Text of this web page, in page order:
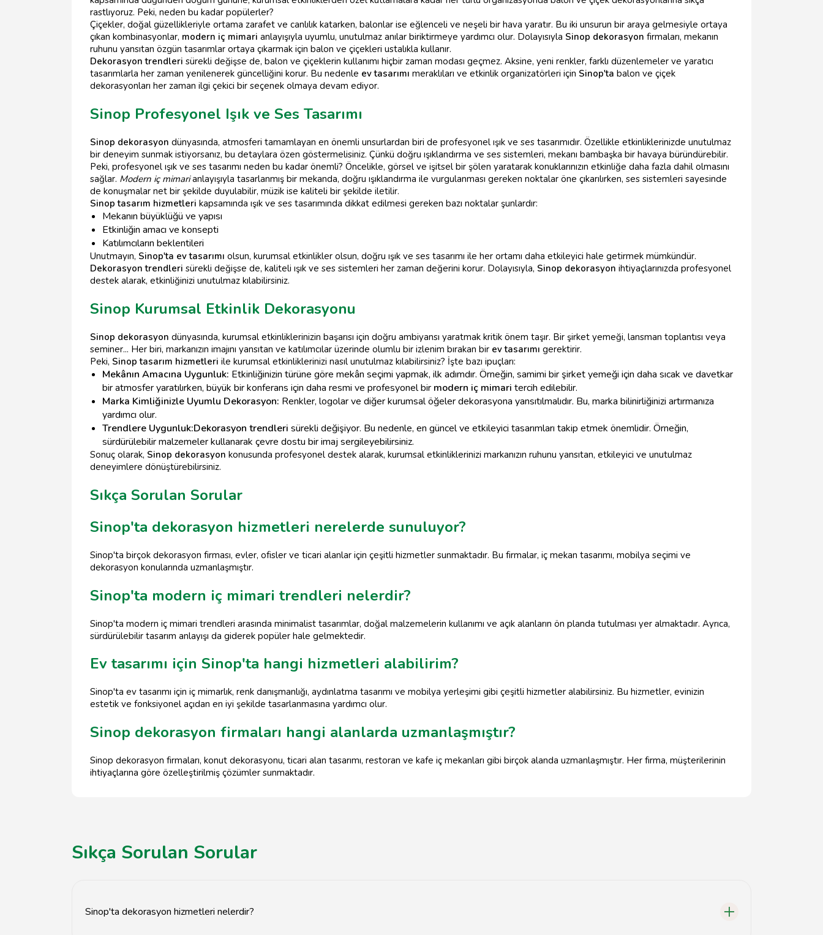
rastlıyoruz. Peki, neden bu kadar popülerler?
Çiçekler, doğal güzellikleriyle ortama zarafet ve canlılık katarken, balonlar ise eğlenceli ve neşeli bir hava yaratır. Bu iki unsurun bir araya gelmesiyle ortaya
çıkan kombinasyonlar, modern iç mimari anlayışıyla uyumlu, unutulmaz anılar biriktirmeye yardımcı olur. Dolayısıyla Sinop dekorasyon firmaları, mekanın
ruhunu yansıtan özgün tasarımlar ortaya çıkarmak için balon ve çiçekleri ustalıkla kullanır.
Dekorasyon trendleri sürekli değişse de, balon ve çiçeklerin kullanımı hiçbir zaman modası geçmez. Aksine, yeni renkler, farklı düzenlemeler ve yaratıcı
tasarımlarla her zaman yenilenerek güncelliğini korur. Bu nedenle ev tasarımı meraklıları ve etkinlik organizatörleri için Sinop'ta balon ve çiçek
dekorasyonları her zaman ilgi çekici bir seçenek olmaya devam ediyor.
Sinop Profesyonel Işık ve Ses Tasarımı
Sinop dekorasyon dünyasında, atmosferi tamamlayan en önemli unsurlardan biri de profesyonel ışık ve ses tasarımıdır. Özellikle etkinliklerinizde unutulmaz
bir deneyim sunmak istiyorsanız, bu detaylara özen göstermelisiniz. Çünkü doğru ışıklandırma ve ses sistemleri, mekanı bambaşka bir havaya büründürebilir.
Peki, profesyonel ışık ve ses tasarımı neden bu kadar önemli? Öncelikle, görsel ve işitsel bir şölen yaratarak konuklarınızın etkinliğe daha fazla dahil olmasını
sağlar. Modern iç mimarianlayışıyla tasarlanmış bir mekanda, doğru ışıklandırma ile vurgulanması gereken noktalar öne çıkarılırken, ses sistemleri sayesinde
de konuşmalar net bir şekilde duyulabilir, müzik ise kaliteli bir şekilde iletilir.
Sinop tasarım hizmetleri kapsamında ışık ve ses tasarımında dikkat edilmesi gereken bazı noktalar şunlardır:
Mekanın büyüklüğü ve yapısı
Etkinliğin amacı ve konsepti
Katılımcıların beklentileri
Unutmayın, Sinop'ta ev tasarımı olsun, kurumsal etkinlikler olsun, doğru ışık ve ses tasarımı ile her ortamı daha etkileyici hale getirmek mümkündür.
Dekorasyon trendleri sürekli değişse de, kaliteli ışık ve ses sistemleri her zaman değerini korur. Dolayısıyla, Sinop dekorasyon ihtiyaçlarınızda profesyonel
destek alarak, etkinliğinizi unutulmaz kılabilirsiniz.
Sinop Kurumsal Etkinlik Dekorasyonu
Sinop dekorasyon dünyasında, kurumsal etkinliklerinizin başarısı için doğru ambiyansı yaratmak kritik önem taşır. Bir şirket yemeği, lansman toplantısı veya
seminer... Her biri, markanızın imajını yansıtan ve katılımcılar üzerinde olumlu bir izlenim bırakan bir ev tasarımı gerektirir.
Peki, Sinop tasarım hizmetleri ile kurumsal etkinliklerinizi nasıl unutulmaz kılabilirsiniz? İşte bazı ipuçları:
Mekânın Amacına Uygunluk: Etkinliğinizin türüne göre mekân seçimi yapmak, ilk adımdır. Örneğin, samimi bir şirket yemeği için daha sıcak ve davetkar
bir atmosfer yaratılırken, büyük bir konferans için daha resmi ve profesyonel bir modern iç mimari tercih edilebilir.
Marka Kimliğinizle Uyumlu Dekorasyon: Renkler, logolar ve diğer kurumsal öğeler dekorasyona yansıtılmalıdır. Bu, marka bilinirliğinizi artırmanıza
yardımcı olur.
Trendlere Uygunluk:Dekorasyon trendleri sürekli değişiyor. Bu nedenle, en güncel ve etkileyici tasarımları takip etmek önemlidir. Örneğin,
sürdürülebilir malzemeler kullanarak çevre dostu bir imaj sergileyebilirsiniz.
Sonuç olarak, Sinop dekorasyon konusunda profesyonel destek alarak, kurumsal etkinliklerinizi markanızın ruhunu yansıtan, etkileyici ve unutulmaz
deneyimlere dönüştürebilirsiniz.
Sıkça Sorulan Sorular
Sinop'ta dekorasyon hizmetleri nerelerde sunuluyor?
Sinop'ta birçok dekorasyon firması, evler, ofisler ve ticari alanlar için çeşitli hizmetler sunmaktadır. Bu firmalar, iç mekan tasarımı, mobilya seçimi ve
dekorasyon konularında uzmanlaşmıştır.
Sinop'ta modern iç mimari trendleri nelerdir?
Sinop'ta modern iç mimari trendleri arasında minimalist tasarımlar, doğal malzemelerin kullanımı ve açık alanların ön planda tutulması yer almaktadır. Ayrıca,
sürdürülebilir tasarım anlayışı da giderek popüler hale gelmektedir.
Ev tasarımı için Sinop'ta hangi hizmetleri alabilirim?
Sinop'ta ev tasarımı için iç mimarlık, renk danışmanlığı, aydınlatma tasarımı ve mobilya yerleşimi gibi çeşitli hizmetler alabilirsiniz. Bu hizmetler, evinizin
estetik ve fonksiyonel açıdan en iyi şekilde tasarlanmasına yardımcı olur.
Sinop dekorasyon firmaları hangi alanlarda uzmanlaşmıştır?
Sinop dekorasyon firmaları, konut dekorasyonu, ticari alan tasarımı, restoran ve kafe iç mekanları gibi birçok alanda uzmanlaşmıştır. Her firma, müşterilerinin
ihtiyaçlarına göre özelleştirilmiş çözümler sunmaktadır.
Sıkça Sorulan Sorular
Sinop'ta dekorasyon hizmetleri nelerdir?